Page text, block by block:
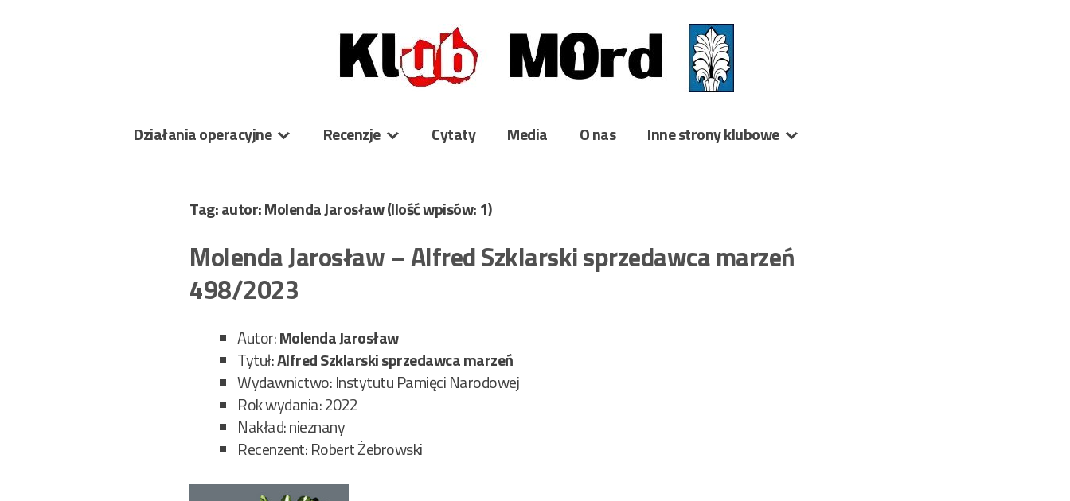
Działania operacyjne Recenzje Cytaty Media O nas Inne strony klubowe
Tag: autor: Molenda Jarosław(Ilość wpisów: 1)
Molenda Jarosław – Alfred Szklarski sprzedawca marzeń
498/2023
Autor:Molenda Jarosław
Tytuł:Alfred Szklarski sprzedawca marzeń
Wydawnictwo: Instytutu Pamięci Narodowej
Rok wydania: 2022
Nakład: nieznany
Recenzent: Robert Żebrowski